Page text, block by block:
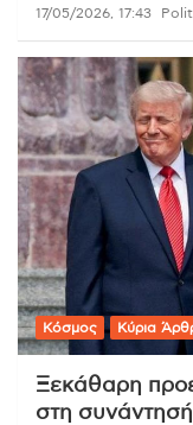
17/05/2026, 17:43
Κόσμος Κύρια
Ξεκάθαρη
στη